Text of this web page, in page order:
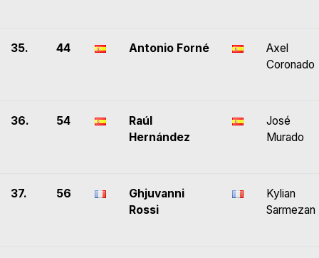
35. 44 Antonio Forné
Axel
Coronado
36. 54
Raúl
Hernández
José
Murado
37. 56
Ghjuvanni
Rossi
Kylian
Sarmezan